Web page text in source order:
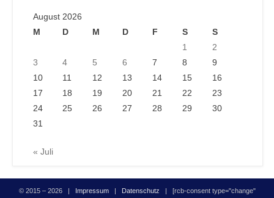
August 2026
M
D M D F S
S
1
2
3
4 5 6 7 8
9
10
11 12 13 14 15
16
17
18 19 20 21 22
23
24
25 26 27 28 29
30
31
« Juli
© 2015 – 2026 | Impressum| Datenschutz | [rcb-consent type="change"